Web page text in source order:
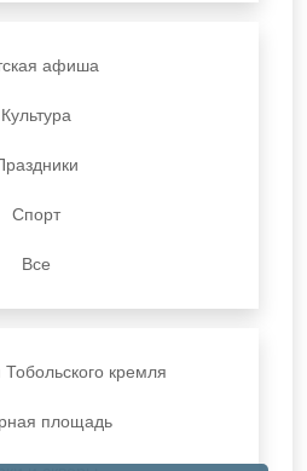
афиша
Культура
Спорт
Все
кремля
площадь